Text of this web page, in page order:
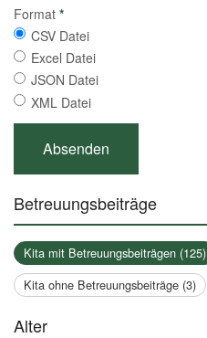
Format *
CSV Datei
Excel Datei
JSON Datei
XML Datei
Betreuungsbeiträge
Kita mit Betreuungsbeiträgen (125)
Kita ohne Betreuungsbeiträge (3)
Alter